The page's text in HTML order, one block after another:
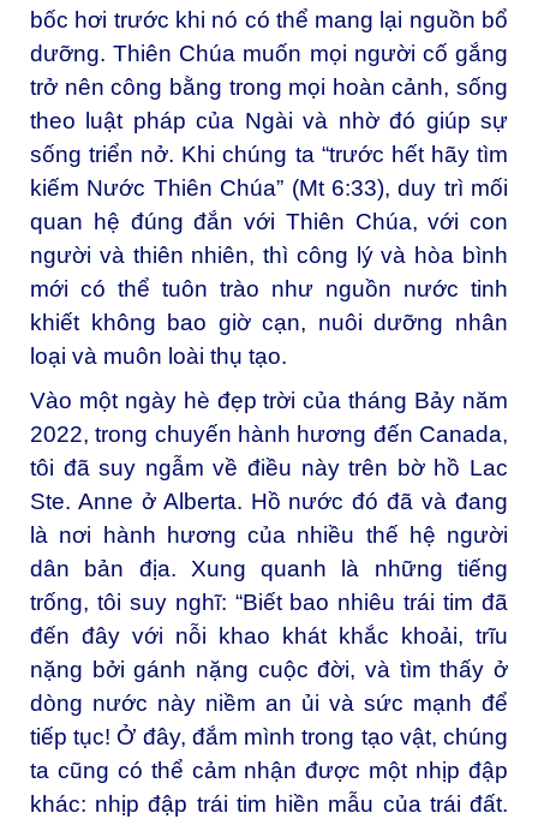
bốc hơi trước khi nó có thể mang lại nguồn bổ
dưỡng. Thiên Chúa muốn mọi người cố gắng
trở nên công bằng trong mọi hoàn cảnh, sống
theo luật pháp của Ngài và nhờ đó giúp sự
sống triển nở. Khi chúng ta “trước hết hãy tìm
kiếm Nước Thiên Chúa” (Mt 6:33), duy trì mối
quan hệ đúng đắn với Thiên Chúa, với con
người và thiên nhiên, thì công lý và hòa bình
mới có thể tuôn trào như nguồn nước tinh
khiết không bao giờ cạn, nuôi dưỡng nhân
loại và muôn loài thụ tạo.
Vào một ngày hè đẹp trời củatháng Bảy năm
2022, trong chuyến hành hương đến Canada,
tôi đã suy ngẫm về điều này trên bờ hồ Lac
Ste. Anne ở Alberta. Hồ nước đó đã và đang
là nơi hành hương của nhiều thế hệ người
dân bản địa. Xung quanh là những tiếng
trống, tôi suy nghĩ: “Biết bao nhiêu trái tim đã
đến đây với nỗi khao khát khắc khoải, trĩu
nặng bởi gánh nặng cuộc đời, và tìm thấy ở
dòng nước này niềm an ủi và sức mạnh để
tiếp tục! Ở đây, đắm mình trong tạo vật, chúng
ta cũng có thể cảm nhận được một nhịp đập
khác: nhịp đập trái tim hiền mẫu của trái đất.